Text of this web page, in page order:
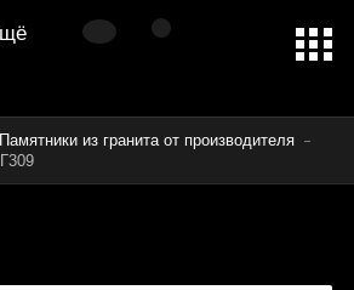
Памятники из гранита от производителя
Г309